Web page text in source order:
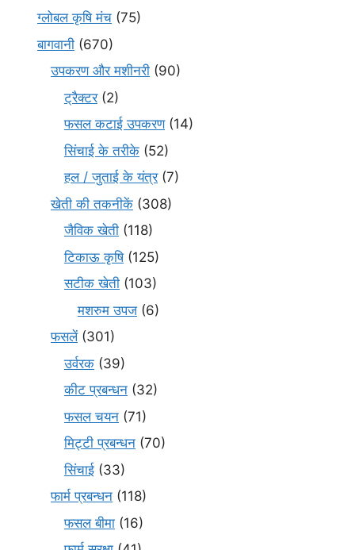
ग्लोबल कृषि मंच (75)
बागवानी (670)
उपकरण और मशीनरी (90)
ट्रैक्टर(2)
फसल कटाई उपकरण(14)
सिंचाई के तरीके (52)
हल / जुताई के यंत्र(7)
खेती की तकनीकें (308)
जैविक खेती (118)
टिकाऊ कृषि(125)
सटीक खेती (103)
मशरुम उपज (6)
फसलें(301)
उर्वरक (39)
कीट प्रबन्धन (32)
फसल चयन (71)
मि‌ट्टी प्रबन्धन (70)
सिंचाई (33)
फार्म प्रबन्धन (118)
फसल बीमा (16)